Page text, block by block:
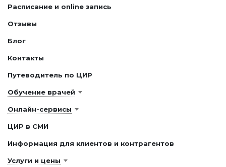
Расписание и online запись
Отзывы
Блог
Контакты
Путеводитель по ЦИР
Обучение врачей
Онлайн-сервисы
ЦИР в СМИ
Информация для клиентов и контрагентов
Услуги и цены